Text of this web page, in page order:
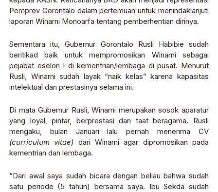
Pemprov Gorontalo dalam pertemuan untuk menindaklanjuti
laporan Winarni Monoarfa tentang pemberhentian dirinya.
Sementara itu, Gubernur Gorontalo Rusli Habibie sudah
beritikad baik untuk mempromosikan Winarni sebagai
pejabat eselon I di kementrian/lembaga di pusat. Menurut
Rusli, Winarni sudah layak “naik kelas” karena kapasitas
intelektual dan prestasinya selama ini.
Di mata Gubernur Rusli, Winarni merupakan sosok aparatur
yang loyal, pintar, berprestasi dan taat beragama. Rusli
mengaku, bulan Januari lalu pernah menerima CV
(curriculum vitae) dari Winarni agar dipromosikan pada
kementrian dan lembaga.
“Dari awal saya sudah bicara dengan beliau bahwa sudah
satu periode (5 tahun) bersama saya. Ibu Sekda sudah